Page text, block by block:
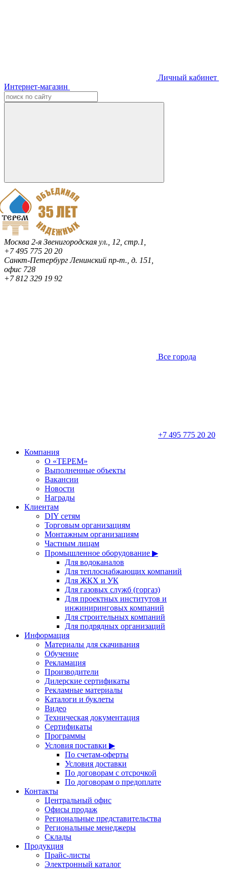
Личный кабинет
Интернет-магазин
Москва 2-я Звенигородская ул., 12, стр.1,
+7 495 775 20 20
Санкт-ПетербургЛенинский пр-т., д. 151,
офис 728
+7 812 329 19 92
Все города
+7 495 775 20 20
Компания
О «ТЕРЕМ»
Выполненные объекты
Вакансии
Новости
Награды
Клиентам
DIY сетям
Торговым организациям
Монтажным организациям
Частным лицам
Промышленное оборудование ▶
Для водоканалов
Для теплоснабжающих компаний
Для ЖКХ и УК
Для газовых служб (горгаз)
Для проектных институтов и
инжиниринговых компаний
Для строительных компаний
Для подрядных организаций
Информация
Материалы для скачивания
Обучение
Рекламация
Производители
Дилерские сертификаты
Рекламные материалы
Каталоги и буклеты
Видео
Техническая документация
Сертификаты
Программы
Условия поставки ▶
По счетам-оферты
Условия доставки
По договорам с отсрочкой
По договорам о предоплате
Контакты
Центральный офис
Офисы продаж
Региональные представительства
Региональные менеджеры
Склады
Продукция
Прайс-листы
Электронный каталог